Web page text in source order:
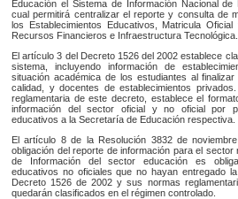
Educación el Sistema de Información Nacional
cual permitirá centralizar el reporte y consulta de
los Establecimientos Educativos, Matricula
Recursos Financieros e Infraestructura Tecnológica.
El artículo 3 del Decreto 1526 del 2002 establece
sistema, incluyendo información de
situación académica de los estudiantes al
calidad, y docentes de establecimientos
reglamentaria de este decreto, establece el
información del sector oficial y no oficial por
educativos a la Secretaría de Educación respectiva.
El artículo 8 de la Resolución 3832 de
obligación del reporte de información para el sector
de Información del sector educación es
educativos no oficiales que no hayan entregado
Decreto 1526 de 2002 y sus normas
quedarán clasificados en el régimen controlado.